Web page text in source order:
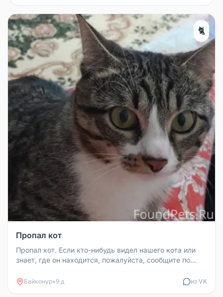
🐈
Пропал кот
Пропал кот. Если кто-нибудь видел нашего кота или
знает, где он находится, пожалуйста, сообщите по
Байконур• 9 д из VK